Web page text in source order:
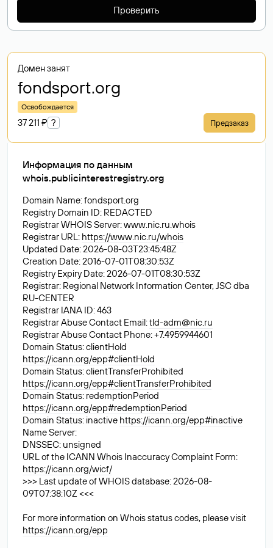
Проверить
Домен занят
fondsport.org
Освобождается
37 211 ₽ ? Предзаказ
Информация по данным
whois.publicinterestregistry.org
Domain Name: fondsport.org
Registry Domain ID: REDACTED
Registrar WHOIS Server: www.nic.ru.whois
Registrar URL: https://www.nic.ru/whois
Updated Date: 2026-08-03T23:45:48Z
Creation Date: 2016-07-01T08:30:53Z
Registry Expiry Date: 2026-07-01T08:30:53Z
Registrar: Regional Network Information Center, JSC dba
RU-CENTER
Registrar IANA ID: 463
Registrar Abuse Contact Email:tld-adm@nic.ru
Registrar Abuse Contact Phone: +7.4959944601
Domain Status: clientHold
https://icann.org/epp#clientHold
Domain Status: clientTransferProhibited
https://icann.org/epp#clientTransferProhibited
Domain Status: redemptionPeriod
https://icann.org/epp#redemptionPeriod
Domain Status: inactive https://icann.org/epp#inactive
Name Server:
DNSSEC: unsigned
URL of the ICANN Whois Inaccuracy Complaint Form:
https://icann.org/wicf/
>>> Last update of WHOIS database: 2026-08-
09T07:38:10Z <<<
For more information on Whois status codes, please visit
https://icann.org/epp